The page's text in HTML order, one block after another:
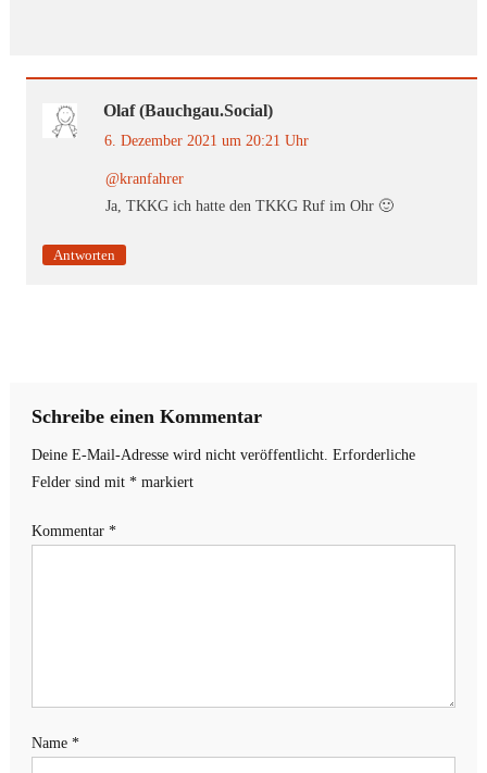
Olaf (bauchgau.social)
6. Dezember 2021 um 20:21 Uhr
@kranfahrer
Ja, TKKG ich hatte den TKKG Ruf im Ohr 🙂
Antworten
Schreibe einen Kommentar
Deine E-Mail-Adresse wird nicht veröffentlicht. Erforderliche
Felder sind mit *markiert
Kommentar *
Name *